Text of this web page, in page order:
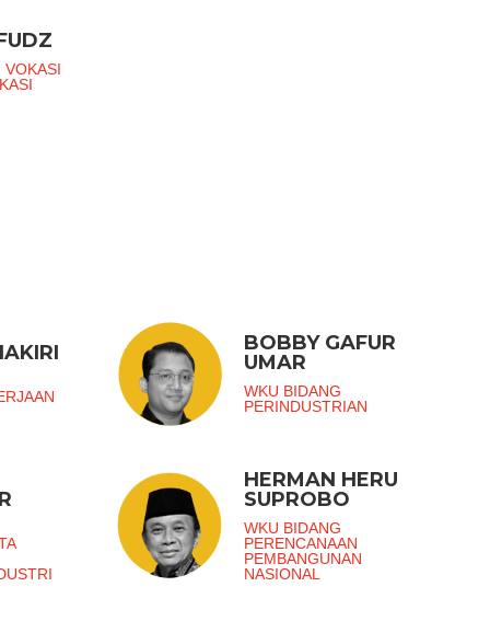
VOKASI
BOBBY GAFUR
UMAR
WKU BIDANG
PERINDUSTRIAN
HERMAN HERU
SUPROBO
WKU BIDANG
PERENCANAAN
PEMBANGUNAN
NASIONAL